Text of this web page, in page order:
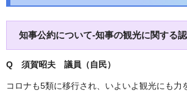
知事公約について-知事の観光に関する
Q 須賀昭夫 議員（自民）
コロナも5類に移行され、いよいよ観光にも力